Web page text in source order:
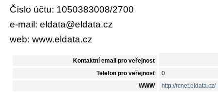
Číslo účtu: 1050383008/2700
e-mail: eldata@eldata.cz
web: www.eldata.cz
Kontaktní email pro veřejnost
Telefon pro veřejnost 0
WWW http://rcnet.eldata.cz/